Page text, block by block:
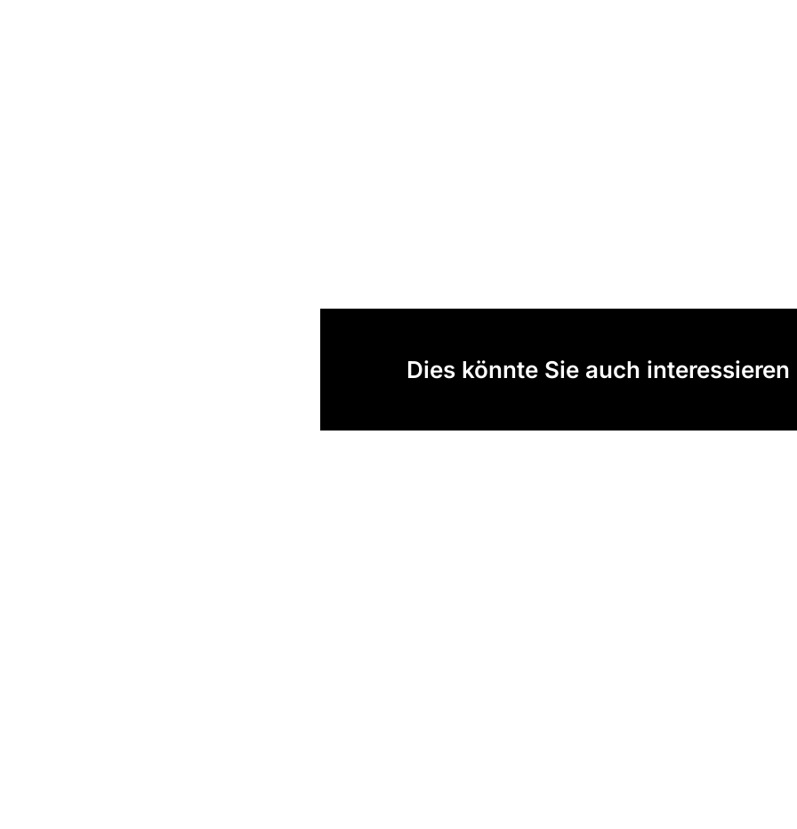
Dies könnte Sie auch interessieren